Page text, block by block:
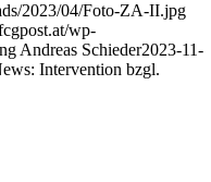
2023/04/Foto-ZA-II.jpg
wp-
Andreas Schieder2023-11-
Intervention bzgl.